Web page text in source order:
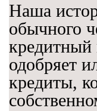
Наша
обычного
одобряет
кредиты,